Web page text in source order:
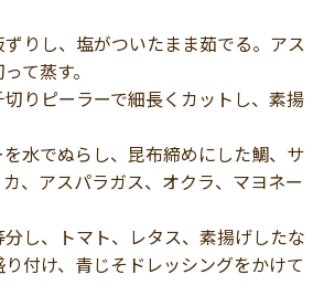
りし、塩がついたまま茹でる。アス
て蒸す。
りピーラーで細長くカットし、素揚
水でぬらし、昆布締めにした鯛、サ
、アスパラガス、オクラ、マヨネー
し、トマト、レタス、素揚げしたな
付け、青じそドレッシングをかけて